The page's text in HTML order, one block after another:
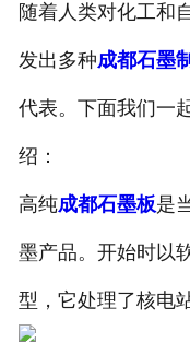
随着人类对化工和
发出多种成都石墨
代表。下面我们一
绍：
高纯成都石墨板是
墨产品。开始时以
型，它处理了核电